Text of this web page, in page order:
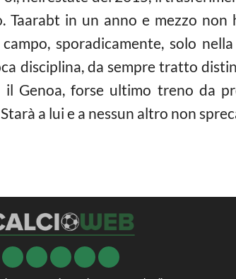
in un anno e mezzo non
sporadicamente, solo nella
disciplina, da sempre tratto
Genoa, forse ultimo treno da
a lui e a nessun altro non